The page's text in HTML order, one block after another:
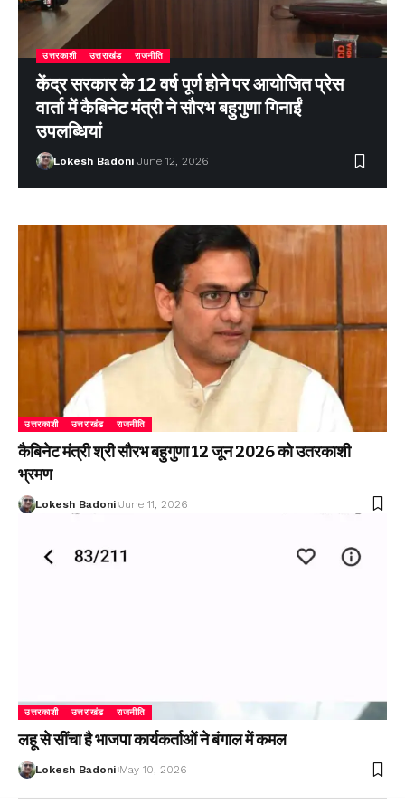
उत्तरकाशी उत्तराखंड राजनीति
केंद्र सरकार के 12 वर्ष पूर्ण होने पर आयोजित प्रेस
वार्ता में कैबिनेट मंत्री ने सौरभ बहुगुणा गिनाईं
उपलब्धियां
Lokesh Badoni June 12, 2026
उत्तरकाशी उत्तराखंड राजनीति
कैबिनेट मंत्री श्री सौरभ बहुगुणा 12 जून 2026 को उतरकाशी
भ्रमण
Lokesh Badoni June 11, 2026
उत्तरकाशी उत्तराखंड राजनीति
लहू से सींचा है भाजपा कार्यकर्ताओं ने बंगाल में कमल
Lokesh Badoni May 10, 2026